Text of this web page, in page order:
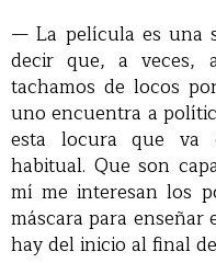
— La película es una
decir que, a veces,
tachamos de locos
uno encuentra a
esta locura que va
habitual. Que son
mí me interesan los
máscara para enseñar
hay del inicio al final